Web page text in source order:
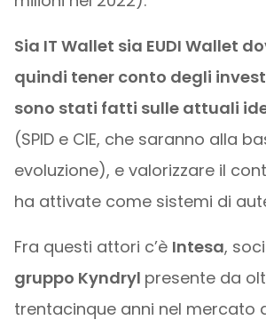
Sia IT Wallet sia EUDI Wallet
quindi tener conto degli
sono stati fatti sulle attuali
(SPID e CIE, che saranno alla
evoluzione), e valorizzare il
ha attivate come sistemi di
Fra questi attori c’è Intesa,
gruppo Kyndryl presente da
trentacinque anni nel mercato